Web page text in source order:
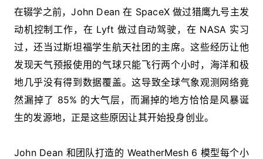
在辍学之前，John Dean 在 SpaceX 做过猎鹰九号主发
动机控制工作，在 Lyft 做过自动驾驶，在 NASA 实习
过，还当过斯坦福学生航天社团的主席。这些经历让他
发现天气预报使用的气球只能飞行两个小时，海洋和极
地几乎没有得到数据覆盖。这导致全球气象观测网络竟
然漏掉了 85% 的大气层，而漏掉的地方恰恰是风暴诞
生的发源地，正是这些原因让其开始投身创业。
John Dean 和团队打造的 WeatherMesh 6 模型每个小